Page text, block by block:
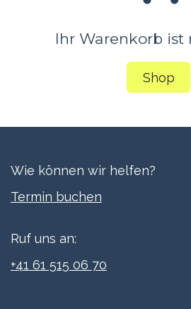
Ihr Warenkorb ist
Shop
Wie können wir helfen?
Termi​n buchen
Ruf uns an:
+41 61 515 06 70